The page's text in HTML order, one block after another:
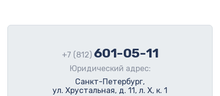
+7 (812) 601-05-11
Юридический адрес:
Санкт-Петербург,
ул. Хрустальная, д. 11, л. Х, к. 1